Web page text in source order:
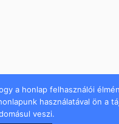
a honlap felhasználói
használatával ön a
veszi.